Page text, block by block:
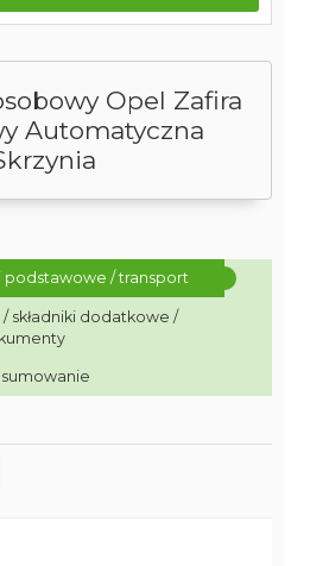
Opel Zafira
Automatyczna
podstawowe / transport
składniki dodatkowe /